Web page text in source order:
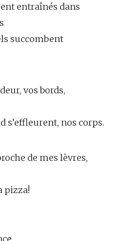
entraînés dans
succombent
vos bords,
s’effleurent, nos corps.
de mes lèvres,
pizza!